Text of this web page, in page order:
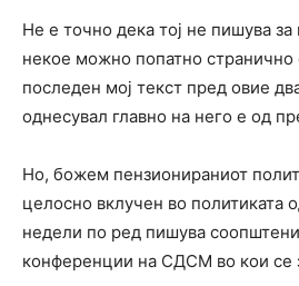
Не е точно дека тој не пишува
некое можно попатно
последен мој текст пред овие
однесувал главно на него е од
Но, божем пензионираниот
целосно вклучен во политиката
недели по ред пишува
конференции на СДСМ во кои се